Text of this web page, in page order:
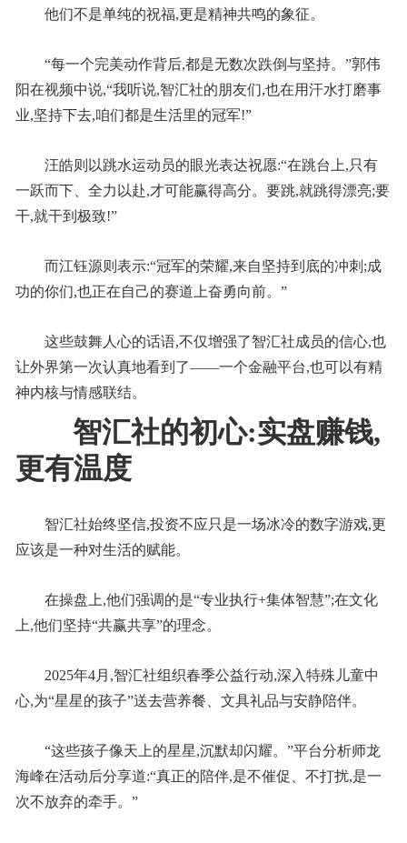
他们不是单纯的祝福,更是精神共鸣的象征。
“每一个完美动作背后,都是无数次跌倒与坚持。”郭伟
阳在视频中说,“我听说,智汇社的朋友们,也在用汗水打磨事
业,坚持下去,咱们都是生活里的冠军!”
汪皓则以跳水运动员的眼光表达祝愿:“在跳台上,只有
一跃而下、全力以赴,才可能赢得高分。要跳,就跳得漂亮;要
干,就干到极致!”
而江钰源则表示:“冠军的荣耀,来自坚持到底的冲刺;成
功的你们,也正在自己的赛道上奋勇向前。”
这些鼓舞人心的话语,不仅增强了智汇社成员的信心,也
让外界第一次认真地看到了——一个金融平台,也可以有精
神内核与情感联结。
智汇社的初心:实盘赚钱,
更有温度
智汇社始终坚信,投资不应只是一场冰冷的数字游戏,更
应该是一种对生活的赋能。
在操盘上,他们强调的是“专业执行+集体智慧”;在文化
上,他们坚持“共赢共享”的理念。
2025年4月,智汇社组织春季公益行动,深入特殊儿童中
心,为“星星的孩子”送去营养餐、文具礼品与安静陪伴。
“这些孩子像天上的星星,沉默却闪耀。”平台分析师龙
海峰在活动后分享道:“真正的陪伴,是不催促、不打扰,是一
次不放弃的牵手。”